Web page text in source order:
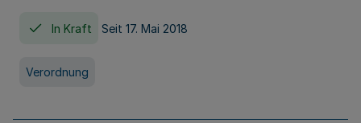
In Kraft Seit 17. Mai 2018
Verordnung